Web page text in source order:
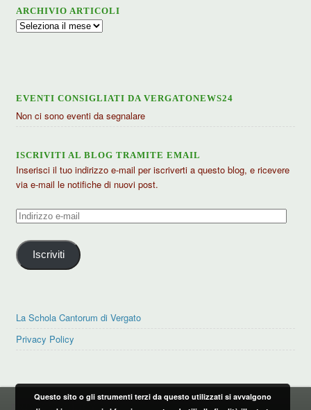
ARCHIVIO ARTICOLI
Archivio
EVENTI CONSIGLIATI DA VERGATONEWS24
Non ci sono eventi da segnalare
ISCRIVITI AL BLOG TRAMITE EMAIL
Inserisci il tuo indirizzo e-mail per iscriverti a questo blog, e ricevere
via e-mail le notifiche di nuovi post.
Indirizzo
mail
Iscriviti
La Schola Cantorum di Vergato
Privacy Policy
PRIVACY POLICY
Questo sito o gli strumenti terzi da questo utilizzati si avvalgono